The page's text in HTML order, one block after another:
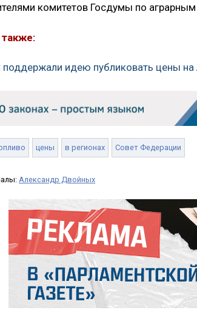
комитетов Госдумы по
поддержали идею публиковать цены на
цены в регионах Совет Федерации
Александр Двойных